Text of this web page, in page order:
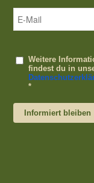
Weitere
findest du in
Informiert bleiben